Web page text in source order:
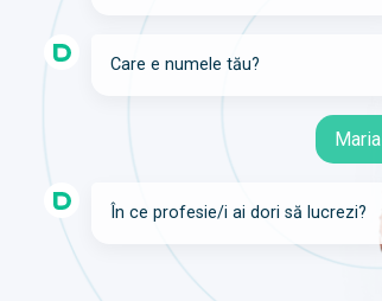
Care e numele tău?
Maria
În ce profesie/i ai dori să lucrezi?